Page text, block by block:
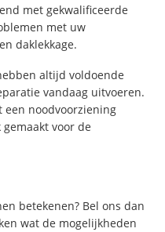
met gekwalificeerde
met uw
daklekkage.
altijd voldoende
vandaag uitvoeren.
een noodvoorziening
voor de
betekenen? Bel ons dan
wat de mogelijkheden